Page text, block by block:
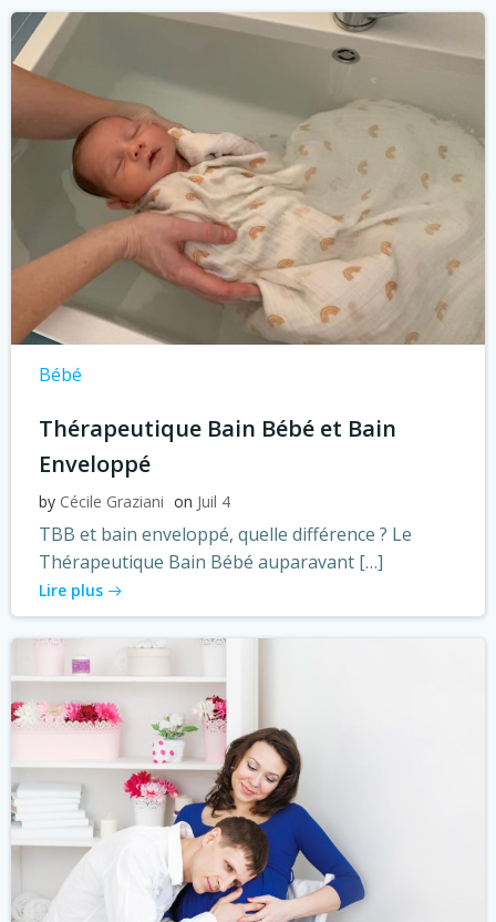
Bébé
Thérapeutique Bain Bébé et Bain
Enveloppé
by Cécile Graziani on Juil 4
TBB et bain enveloppé, quelle différence ? Le
Thérapeutique Bain Bébé auparavant […]
Lire plus